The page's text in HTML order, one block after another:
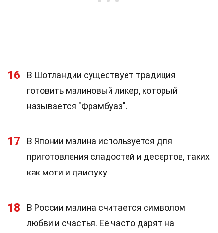
16
В Шотландии существует традиция
готовить малиновый ликер, который
называется "Фрамбуаз".
17
В Японии малина используется для
приготовления сладостей и десертов, таких
как моти и даифуку.
18
В России малина считается символом
любви и счастья. Её часто дарят на